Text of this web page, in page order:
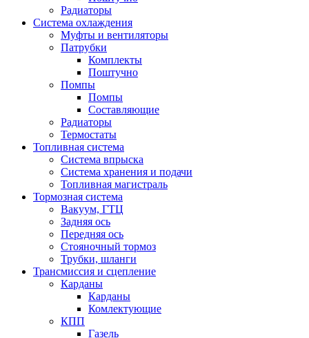
Радиаторы
Система охлаждения
Муфты и вентиляторы
Патрубки
Комплекты
Поштучно
Помпы
Помпы
Составляющие
Радиаторы
Термостаты
Топливная система
Система впрыска
Система хранения и подачи
Топливная магистраль
Тормозная система
Вакуум, ГТЦ
Задняя ось
Передняя ось
Стояночный тормоз
Трубки, шланги
Трансмиссия и сцепление
Карданы
Карданы
Комлектующие
КПП
Газель